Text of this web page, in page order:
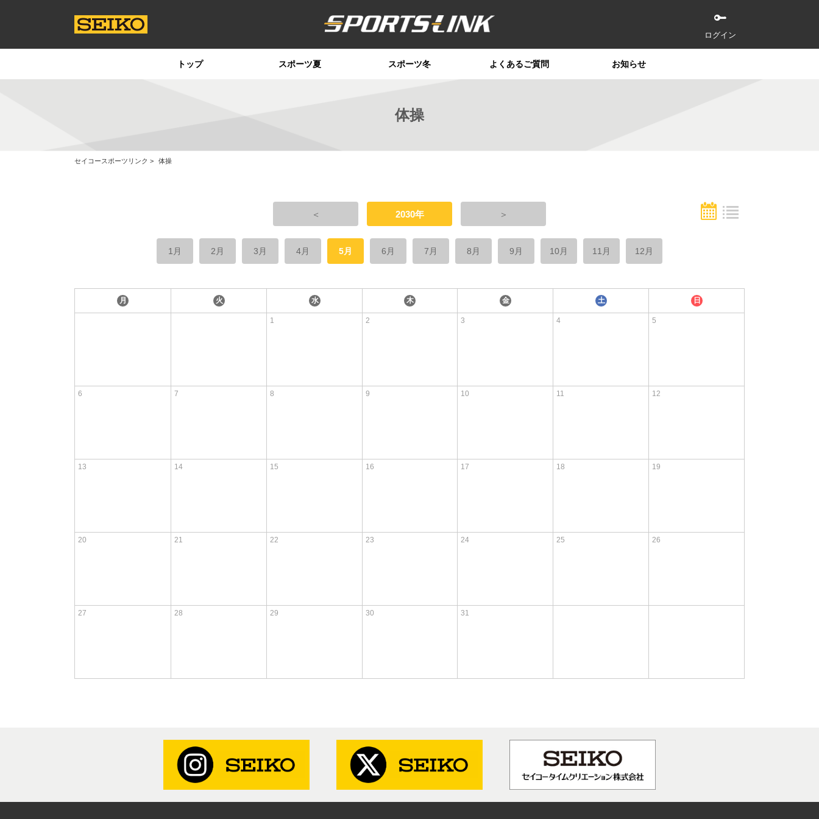
ログイン
トップ スポーツ夏 スポーツ冬 よくあるご質問 お知らせ
体操
セイコースポーツリンク 体操
＜ 2030年 ＞
1月 2月 3月 4月 5月 6月 7月 8月 9月 10月 11月 12月
月 火 水 木 金 土 日
1 2 3 4 5
6 7 8 9 10 11 12
13 14 15 16 17 18 19
20 21 22 23 24 25 26
27 28 29 30 31